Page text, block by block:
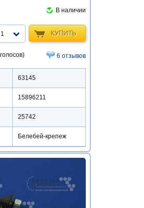
В наличии
КУПИТЬ
1
6 отзывов
63145
15896211
25742
Белебей-крепеж